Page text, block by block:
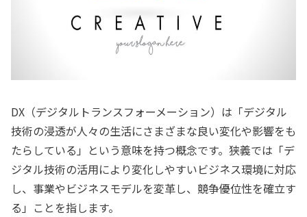
DX（デジタルトランスフォーメーション）は「デジタル
技術の浸透が人々の生活にさまざまな良い変化や影響をも
たらしている」という意味を持つ概念です。狭義では「デ
ジタル技術の活用により変化しやすいビジネス環境に対応
し、事業やビジネスモデルを変革し、競争優位性を確立す
る」ことを指します。